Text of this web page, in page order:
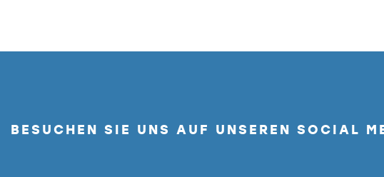
BESUCHEN SIE UNS AUF UNSEREN SOCIAL